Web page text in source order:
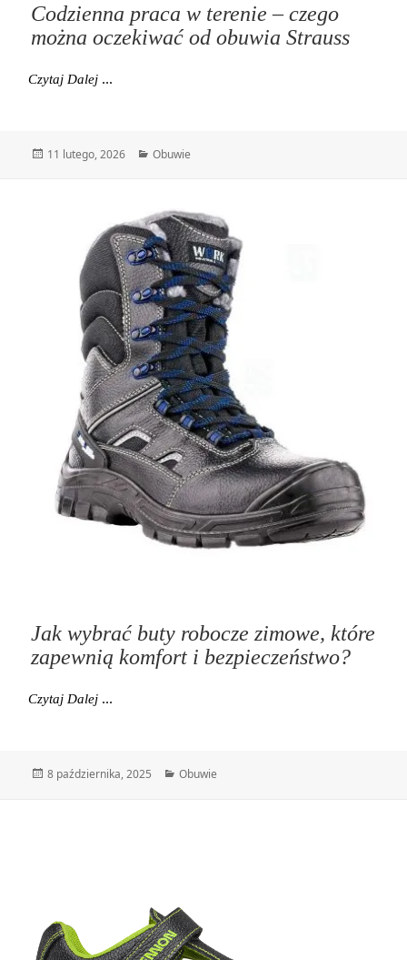
Codzienna praca w terenie – czego
można oczekiwać od obuwia Strauss
Czytaj Dalej
Data
11 lutego, 2026 Kategorie
Obuwie
Jak wybrać buty robocze zimowe, które
zapewnią komfort i bezpieczeństwo?
Czytaj Dalej
Data
8 października, 2025 Kategorie
Obuwie